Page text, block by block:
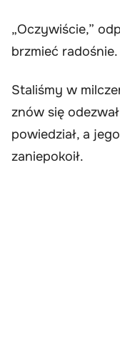
„Oczywiście,”
brzmieć radośnie.
Staliśmy w
znów się
powiedział, a
zaniepokoił.